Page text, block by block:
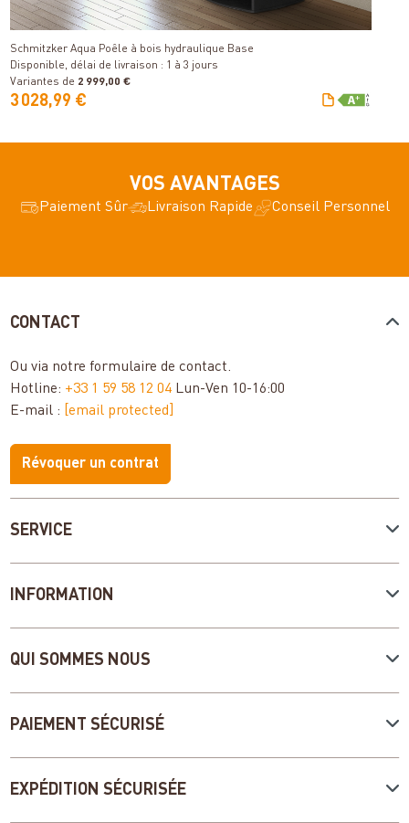
Détails
Schmitzker Aqua Poêle à bois hydraulique Base
Disponible, délai de livraison : 1 à 3 jours
Variantes de 2 999,00 €
3 028,99 €
VOS AVANTAGES
Paiement Sûr Livraison Rapide Conseil Personnel
SERVICE
INFORMATION
QUI SOMMES NOUS
CONTACT
Ou via notreformulaire de contact.
Hotline: +33 1 59 58 12 04 Lun-Ven 10-16:00
E-mail : [email protected]
Révoquer un contrat
PAIEMENT SÉCURISÉ
EXPÉDITION SÉCURISÉE